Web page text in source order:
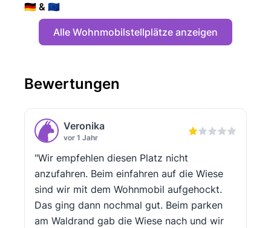
🇩🇪 & 🇪🇺
Alle Wohnmobilstellplätze anzeigen
Bewertungen
Veronika
vor 1 Jahr
"Wir empfehlen diesen Platz nicht
anzufahren. Beim einfahren auf die Wiese
sind wir mit dem Wohnmobil aufgehockt.
Das ging dann nochmal gut. Beim parken
am Waldrand gab die Wiese nach und wir